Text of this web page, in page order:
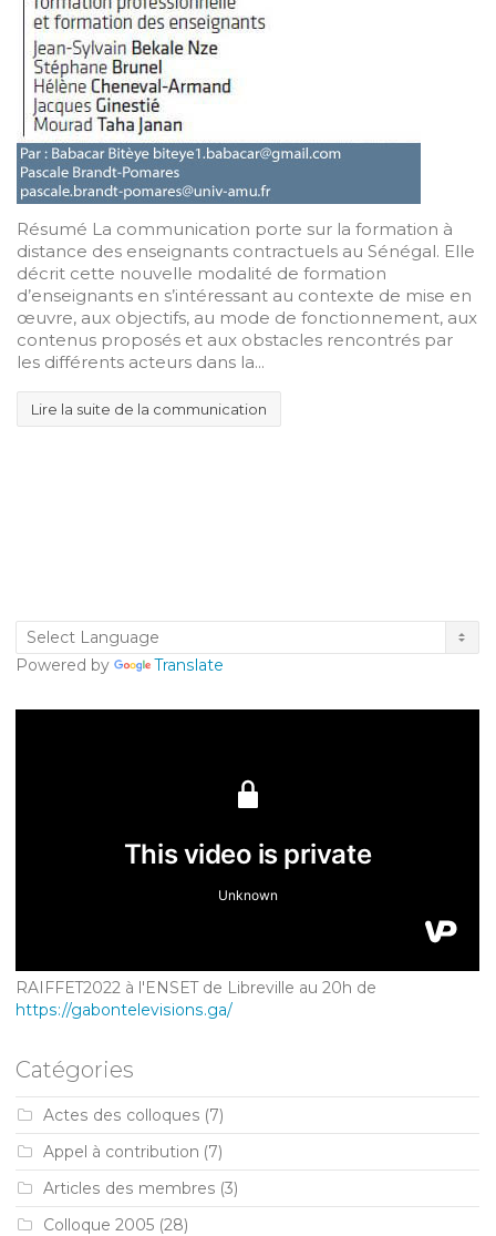
Résumé La communication porte sur la formation à
distance des enseignants contractuels au Sénégal. Elle
décrit cette nouvelle modalité de formation
d’enseignants en s’intéressant au contexte de mise en
œuvre, aux objectifs, au mode de fonctionnement, aux
contenus proposés et aux obstacles rencontrés par
les différents acteurs dans la...
Lire la suite de la communication
Powered by Translate
RAIFFET2022 à l'ENSET de Libreville au 20h de
https://gabontelevisions.ga/
Catégories
Actes des colloques (7)
Appel à contribution (7)
Articles des membres (3)
Colloque 2005 (28)